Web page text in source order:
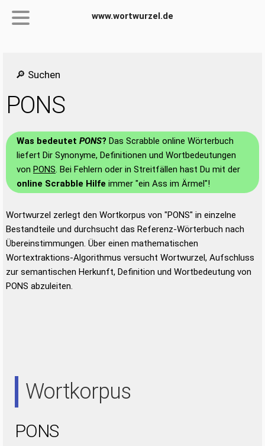
www.wortwurzel.de
🔎 Suchen
PONS
Was bedeutet PONS? Das Scrabble online Wörterbuch
liefert Dir Synonyme, Definitionen und Wortbedeutungen
von PONS. Bei Fehlern oder in Streitfällen hast Du mit der
online Scrabble Hilfe immer "ein Ass im Ärmel"!
Wortwurzel zerlegt den Wortkorpus von "PONS" in einzelne
Bestandteile und durchsucht das Referenz-Wörterbuch nach
Übereinstimmungen. Über einen mathematischen
Wortextraktions-Algorithmus versucht Wortwurzel, Aufschluss
zur semantischen Herkunft, Definition und Wortbedeutung von
PONS abzuleiten.
Wortkorpus
PONS